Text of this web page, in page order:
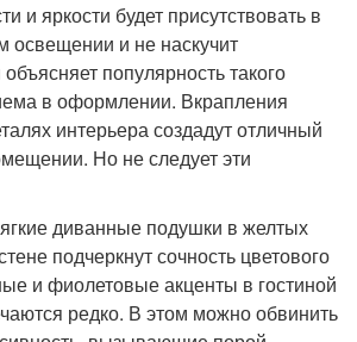
и яркости будет присутствовать в
освещении и не наскучит
популярность такого
в оформлении. Вкрапления
интерьера создадут отличный
Но не следует эти
диванные подушки в желтых
подчеркнут сочность цветового
и фиолетовые акценты в гостиной
редко. В этом можно обвинить